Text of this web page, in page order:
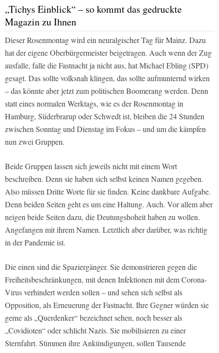
„Tichys Einblick“ – so kommt das gedruckte
Magazin zu Ihnen
Dieser Rosenmontag wird ein neuralgischer Tag für Mainz. Dazu
hat der eigene Oberbürgermeister beigetragen. Auch wenn der Zug
ausfalle, falle die Fastnacht ja nicht aus, hat Michael Ebling (SPD)
gesagt. Das sollte volksnah klingen, das sollte aufmunternd wirken
– das könnte aber jetzt zum politischen Boomerang werden. Denn
statt eines normalen Werktags, wie es der Rosenmontag in
Hamburg, Süderbrarup oder Schwedt ist, bleiben die 24 Stunden
zwischen Sonntag und Dienstag im Fokus – und um die kämpfen
nun zwei Gruppen.
Beide Gruppen lassen sich jeweils nicht mit einem Wort
beschreiben. Denn sie haben sich selbst keinen Namen gegeben.
Also müssen Dritte Worte für sie finden. Keine dankbare Aufgabe.
Denn beiden Seiten geht es um eine Haltung. Auch. Vor allem aber
neigen beide Seiten dazu, die Deutungshoheit haben zu wollen.
Angefangen mit ihrem Namen. Letztlich aber darüber, was richtig
in der Pandemie ist.
Die einen sind die Spaziergänger. Sie demonstrieren gegen die
Freiheitsbeschränkungen, mit denen Infektionen mit dem Corona-
Virus verhindert werden sollen – und sehen sich selbst als
Opposition, als Erneuerung der Fastnacht. Ihre Gegner würden sie
gerne als „Querdenker“ bezeichnet sehen, noch besser als
„Covidioten“ oder schlicht Nazis. Sie mobilisieren zu einer
Sternfahrt. Stimmen ihre Ankündigungen, sollen Tausende